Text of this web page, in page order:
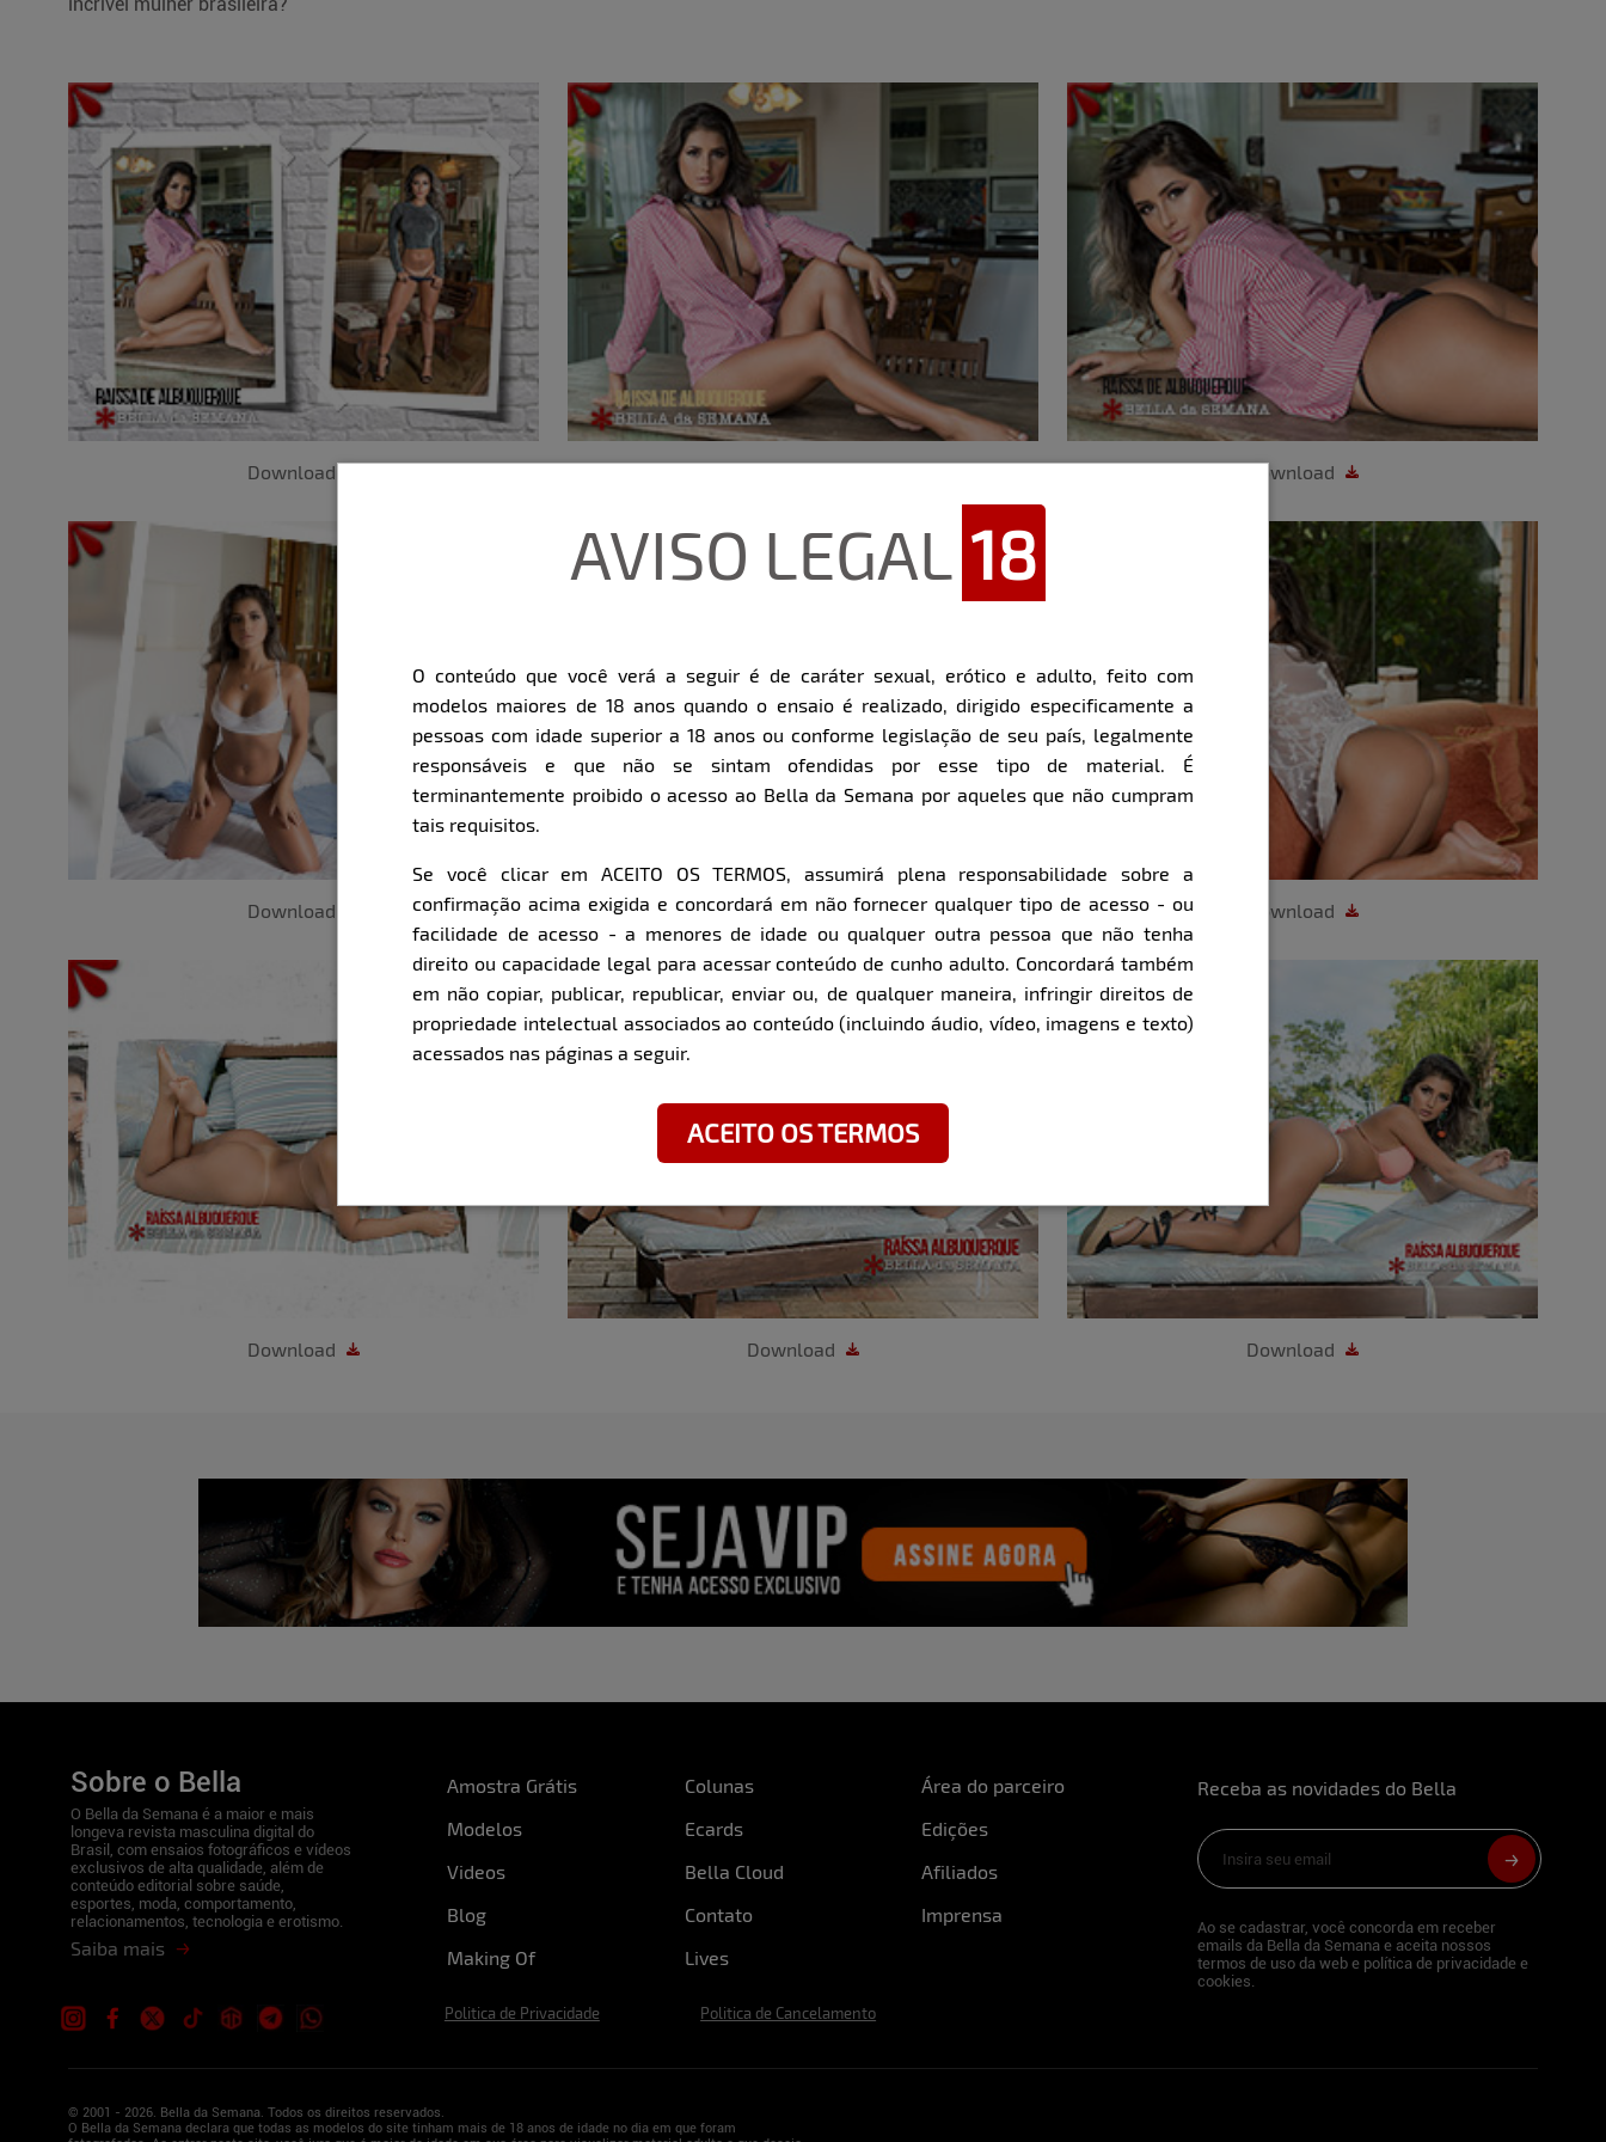
Download Download Download
Download Download Download
Download Download Download
AVISO LEGAL 18
O conteúdo que você verá a seguir é de caráter sexual, erótico e adulto, feito com
modelos maiores de 18 anos quando o ensaio é realizado, dirigido especificamente a
pessoas com idade superior a 18 anos ou conforme legislação de seu país, legalmente
responsáveis e que não se sintam ofendidas por esse tipo de material. É
terminantemente proibido o acesso ao Bella da Semana por aqueles que não cumpram
tais requisitos.
Se você clicar em ACEITO OS TERMOS, assumirá plena responsabilidade sobre a
confirmação acima exigida e concordará em não fornecer qualquer tipo de acesso - ou
facilidade de acesso - a menores de idade ou qualquer outra pessoa que não tenha
direito ou capacidade legal para acessar conteúdo de cunho adulto. Concordará também
em não copiar, publicar, republicar, enviar ou, de qualquer maneira, infringir direitos de
propriedade intelectual associados ao conteúdo (incluindo áudio, vídeo, imagens e texto)
acessados nas páginas a seguir.
ACEITO OS TERMOS
Sobre o Bella
O Bella da Semana é a maior e mais
longeva revista masculina digital do
Brasil, com ensaios fotográficos e vídeos
exclusivos de alta qualidade, além de
conteúdo editorial sobre saúde,
esportes, moda, comportamento,
relacionamentos, tecnologia e erotismo.
Saiba mais
Amostra Grátis Colunas
Área do parceiro
Modelos
Ecards
Edições
Videos
Bella Cloud
Afiliados
Blog
Contato
Imprensa
Making Of
Lives
Receba as novidades do Bella
Ao se cadastrar, você concorda em receber
emails da Bella da Semana e aceita nossos
termos de uso da web e política de privacidade e
cookies.
Politica de Privacidade Politica de Cancelamento
© 2001 - 2026. Bella da Semana. Todos os direitos reservados.
O Bella da Semana declara que todas as modelos do site tinham mais de 18 anos de idade no dia em que foram